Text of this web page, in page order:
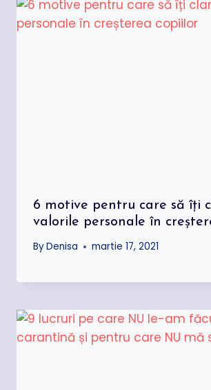
6 motive pentru care să îți
valorile personale în
ByDenisa martie 17, 2021